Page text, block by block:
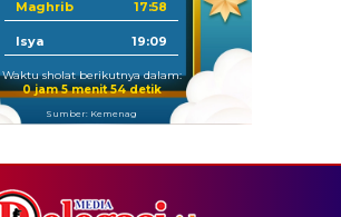
Maghrib 17:58
Isya 19:09
Waktu sholat berikutnya dalam:
0 jam 5 menit 54 detik
Sumber: Kemenag